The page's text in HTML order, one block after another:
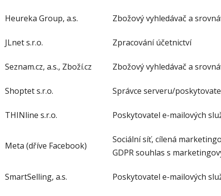
Heureka Group, a.s. Zbožový vyhledávač a
JLnet s.r.o. Zpracování účetnictví
Seznam.cz, a.s., Zboží.cz Zbožový vyhledávač a
Shoptet s.r.o. Správce serveru/
THINline s.r.o. Poskytovatel e-mailových
Meta (dříve Facebook)
Sociální síť, cílená
GDPR souhlas s
SmartSelling, a.s. Poskytovatel e-mailových